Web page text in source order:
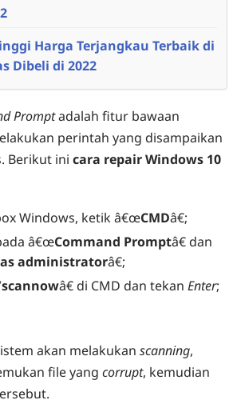
Harga Terjangkau Terbaik di
Dibeli di 2022
Promptadalah fitur bawaan
perintah yang disampaikan
Berikut ini cara repair Windows 10
Windows, ketik â€œCMDâ€;
â€œCommand Promptâ€ dan
administratorâ€;
â€ di CMD dan tekan Enter;
akan melakukan scanning,
file yang corrupt, kemudian